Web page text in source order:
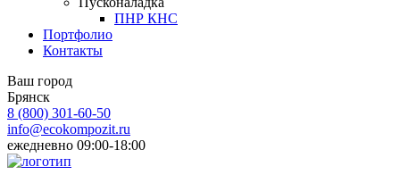
ПНР КНС
Портфолио
Контакты
Ваш город
Брянск
8 (800) 301-60-50
info@ecokompozit.ru
ежедневно 09:00-18:00